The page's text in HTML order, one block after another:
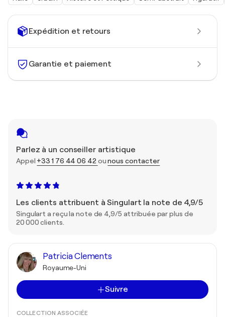
Expédition et retours
Garantie et paiement
Parlez à un conseiller artistique
Appel +33 1 76 44 06 42 ounous contacter
Les clients attribuent à Singulart la note de 4,9/5
Singulart a reçu la note de 4,9/5 attribuée par plus de
20 000 clients.
Patricia Clements
Royaume-Uni
Suivre
COLLECTION ASSOCIÉE